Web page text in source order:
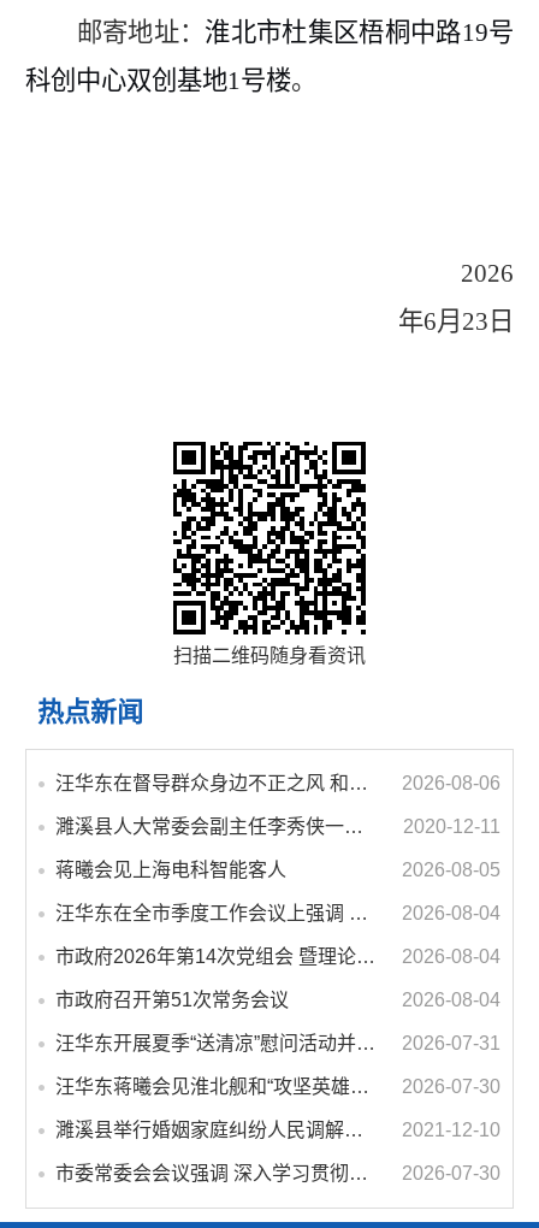
邮寄地址： 淮北市杜集区梧桐中路19号
科创中心双创基地1号楼。
2026
年6月 23 日
扫描二维码随身看资讯
热点新闻
汪华东在督导群众身边不正之风 和腐败问题集中整治工作时强调 以更高标准更实举措纵深推进集中整治 不断增强人民群众获得感幸福感安全感 2026-08-06
濉溪县人大常委会副主任李秀侠一行调研城乡客运一体化和治超工作 2020-12-11
蒋曦会见上海电科智能客人 2026-08-05
汪华东在全市季度工作会议上强调 锚定打好“三仗”任务和年度预期目标不动摇 在全市上下掀起比学赶超争先进位的攻坚热潮 2026-08-04
市政府2026年第14次党组会 暨理论学习中心组学习会议召开 蒋曦主持会议并讲话 2026-08-04
市政府召开第51次常务会议 2026-08-04
汪华东开展夏季“送清凉”慰问活动并调研专门教育工作 落实落细防暑降温措施 用心用情关爱一线职工 2026-07-31
汪华东蒋曦会见淮北舰和“攻坚英雄连”官兵代表 2026-07-30
濉溪县举行婚姻家庭纠纷人民调解委员会暨调解志愿者服务团成立仪式 2021-12-10
市委常委会会议强调 深入学习贯彻习近平总书记重要讲话指示精神 高质量推进城市更新 不断提升本质安全水平 汪华东主持会议 2026-07-30